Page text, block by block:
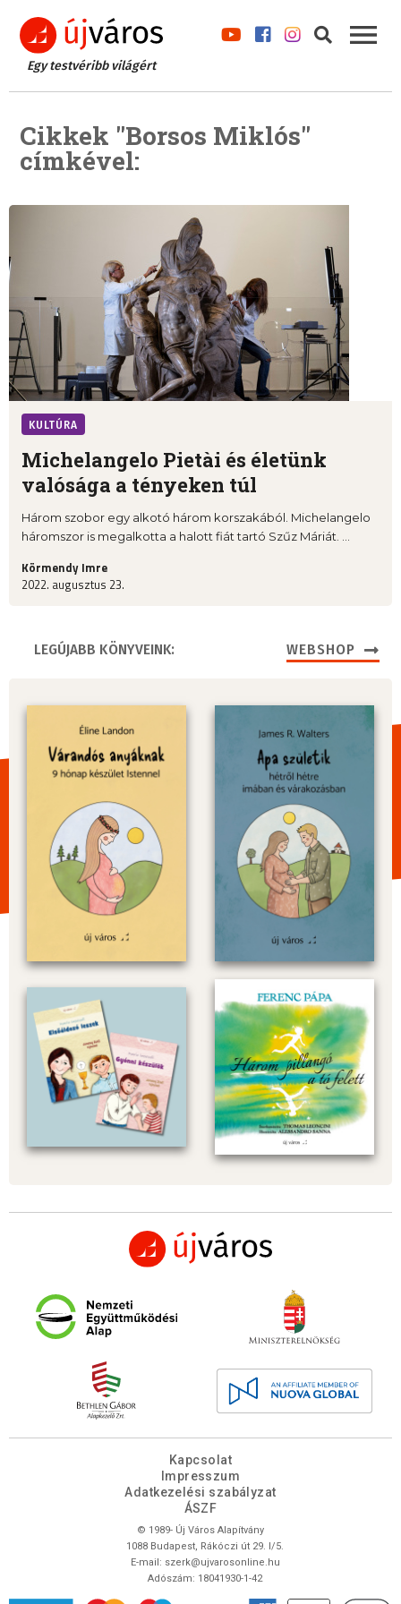
Egy testvéribb világért
Cikkek "Borsos Miklós"
címkével:
KULTÚRA
Michelangelo Pietài és életünk
valósága a tényeken túl
Három szobor egy alkotó három korszakából. Michelangelo
háromszor is megalkotta a halott fiát tartó Szűz Máriát. ...
Körmendy Imre
2022. augusztus 23.
LEGÚJABB KÖNYVEINK: WEBSHOP
Kapcsolat
Impresszum
Adatkezelési szabályzat
ÁSZF
© 1989- Új Város Alapítvány
1088 Budapest, Rákóczi út 29. I/5.
E-mail: szerk@ujvarosonline.hu
Adószám: 18041930-1-42